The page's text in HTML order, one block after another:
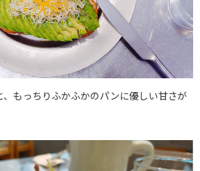
、もっちりふかふかのパンに優しい甘さが